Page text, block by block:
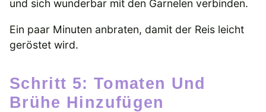
und sich wunderbar mit den Garnelen verbinden.
Ein paar Minuten anbraten, damit der Reis leicht
geröstet wird.
Schritt 5: Tomaten Und
Brühe Hinzufügen